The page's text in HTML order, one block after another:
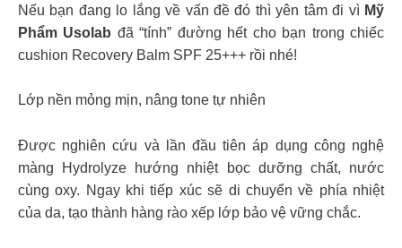
Nếu bạn đang lo lắng về vấn đề đó thì yên tâm đi vì Mỹ
Phẩm Usolab đã “tính” đường hết cho bạn trong chiếc
cushion Recovery Balm SPF 25+++ rồi nhé!
Lớp nền mỏng mịn, nâng tone tự nhiên
Được nghiên cứu và lần đầu tiên áp dụng công nghệ
màng Hydrolyze hướng nhiệt bọc dưỡng chất, nước
cùng oxy. Ngay khi tiếp xúc sẽ di chuyển về phía nhiệt
của da, tạo thành hàng rào xếp lớp bảo vệ vững chắc.